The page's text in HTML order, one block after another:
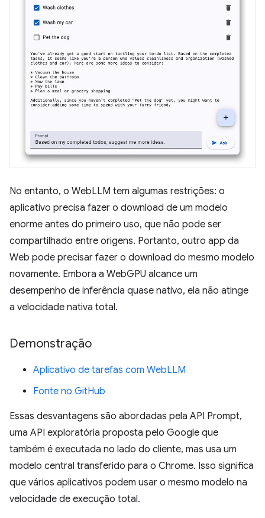
No entanto, o WebLLM tem algumas restrições: o
aplicativo precisa fazer o download de um modelo
enorme antes do primeiro uso, que não pode ser
compartilhado entre origens. Portanto, outro app da
Web pode precisar fazer o download do mesmo modelo
novamente. Embora a WebGPU alcance um
desempenho de inferência quase nativo, ela não atinge
a velocidade nativa total.
Demonstração
Aplicativo de tarefas com WebLLM
Fonte no GitHub
Essas desvantagens são abordadas pela API Prompt,
uma API exploratória proposta pelo Google que
também é executada no lado do cliente, mas usa um
modelo central transferido para o Chrome. Isso significa
que vários aplicativos podem usar o mesmo modelo na
velocidade de execução total.